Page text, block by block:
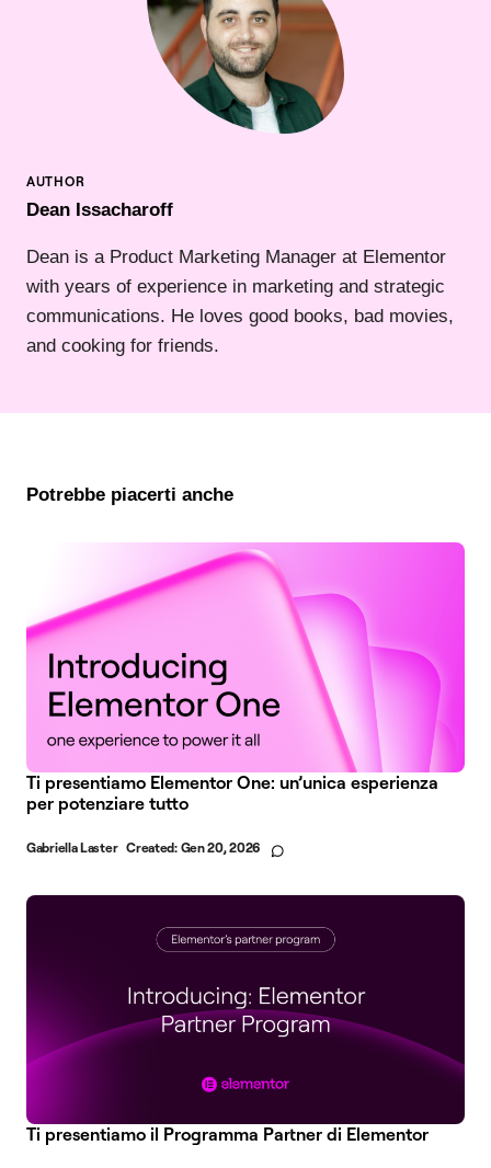
Dean Issacharoff
Dean is a Product Marketing Manager at Elementor
with years of experience in marketing and strategic
communications. He loves good books, bad movies,
and cooking for friends.
Potrebbe piacerti anche
Ti presentiamo Elementor One: un’unica esperienza
per potenziare tutto
Gabriella Laster Created: Gen 20, 2026
Ti presentiamo il Programma Partner di Elementor